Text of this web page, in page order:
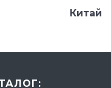
Китай